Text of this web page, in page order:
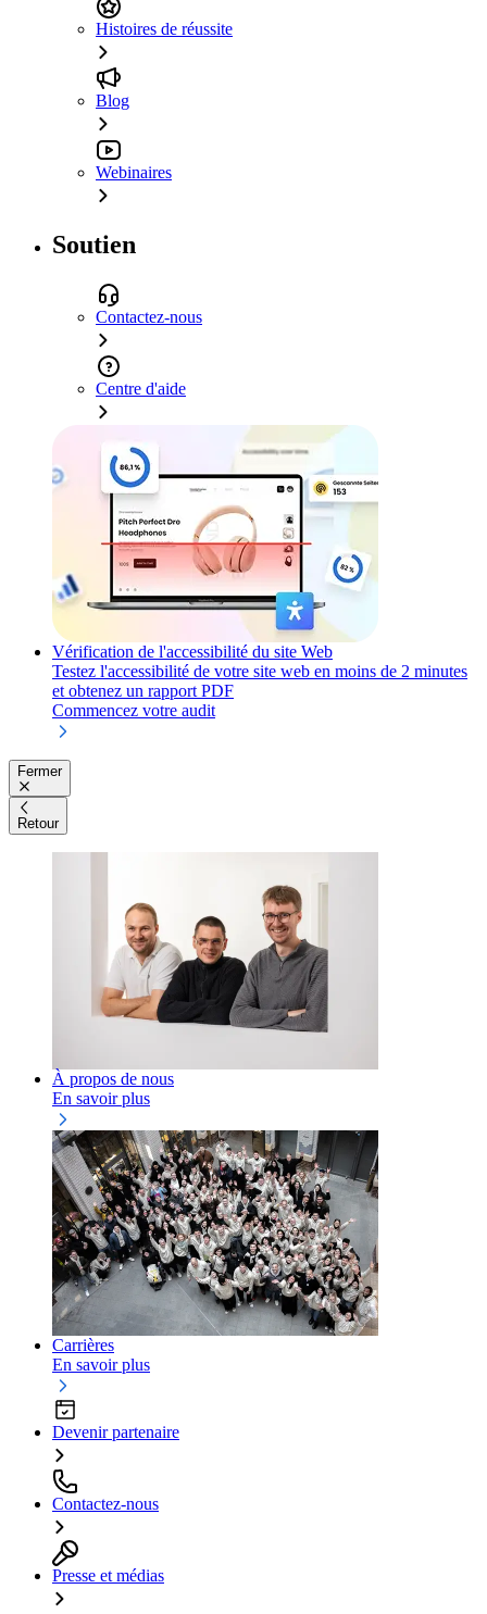
Histoires de réussite
Blog
Webinaires
Soutien
Contactez-nous
Centre d'aide
Vérification de l'accessibilité du site Web
Testez l'accessibilité de votre site web en moins de 2 minutes
et obtenez un rapport PDF
Commencez votre audit
Fermer
Retour
À propos de nous
En savoir plus
Carrières
En savoir plus
Devenir partenaire
Contactez-nous
Presse et médias